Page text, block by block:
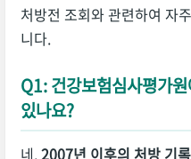
처방전 조회와 관련하여 자
니다.
Q1: 건강보험심사평가
있나요?
네,2007년 이후의 처방 기